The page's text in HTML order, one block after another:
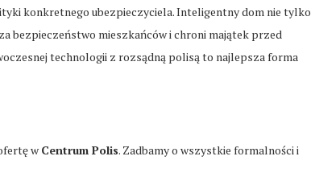
konkretnego ubezpieczyciela. Inteligentny dom nie tylko
bezpieczeństwo mieszkańców i chroni majątek przed
technologii z rozsądną polisą to najlepsza forma
wCentrum Polis. Zadbamy o wszystkie formalności i